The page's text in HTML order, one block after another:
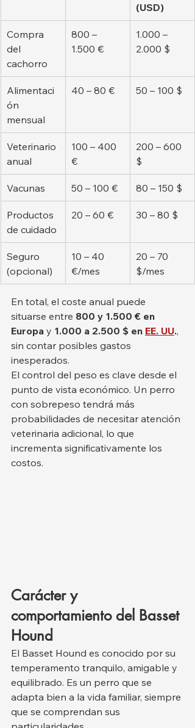
(USD)
Compra
del
cachorro
800 –
1.500 €
1.000 –
2.000 $
Alimentaci
ón
mensual
40 – 80 € 50 – 100 $
Veterinario
anual
100 – 400
€
200 – 600
$
Vacunas 50 – 100 € 80 – 150 $
Productos
de cuidado
20 – 60 € 30 – 80 $
Seguro
(opcional)
10 – 40
€/mes
20 – 70
$/mes
En total, el coste anual puede
situarse entre 800 y 1.500 € en
Europa y 1.000 a 2.500 $ en EE. UU.,
sin contar posibles gastos
inesperados.
El control del peso es clave desde el
punto de vista económico. Un perro
con sobrepeso tendrá más
probabilidades de necesitar atención
veterinaria adicional, lo que
incrementa significativamente los
costos.
Carácter y
comportamiento del Basset
Hound
El Basset Hound es conocido por su
temperamento tranquilo, amigable y
equilibrado. Es un perro que se
adapta bien a la vida familiar, siempre
que se comprendan sus